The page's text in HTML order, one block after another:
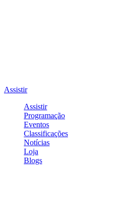
Assistir
Assistir
Programação
Eventos
Classificações
Notícias
Loja
Blogs